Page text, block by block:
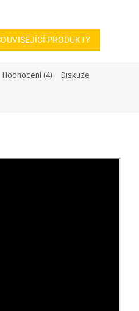
PRODUKTY
Hodnocení (4) Diskuze